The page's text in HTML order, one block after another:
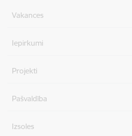
Vakances
Iepirkumi
Projekti
Pašvaldība
Izsoles